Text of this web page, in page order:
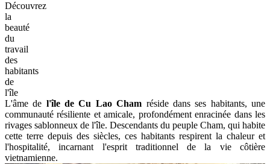
Découvrez
la
beauté
du
travail
des
habitants
de
l'île
L'âme de l'île de Cu Lao Cham réside dans ses habitants, une
communauté résiliente et amicale, profondément enracinée dans les
rivages sablonneux de l'île. Descendants du peuple Cham, qui habite
cette terre depuis des siècles, ces habitants respirent la chaleur et
l'hospitalité, incarnant l'esprit traditionnel de la vie côtière
vietnamienne.